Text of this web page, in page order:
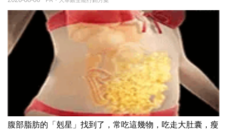
腹部脂肪的「剋星」找到了，常吃這幾物，吃走大肚囊，瘦